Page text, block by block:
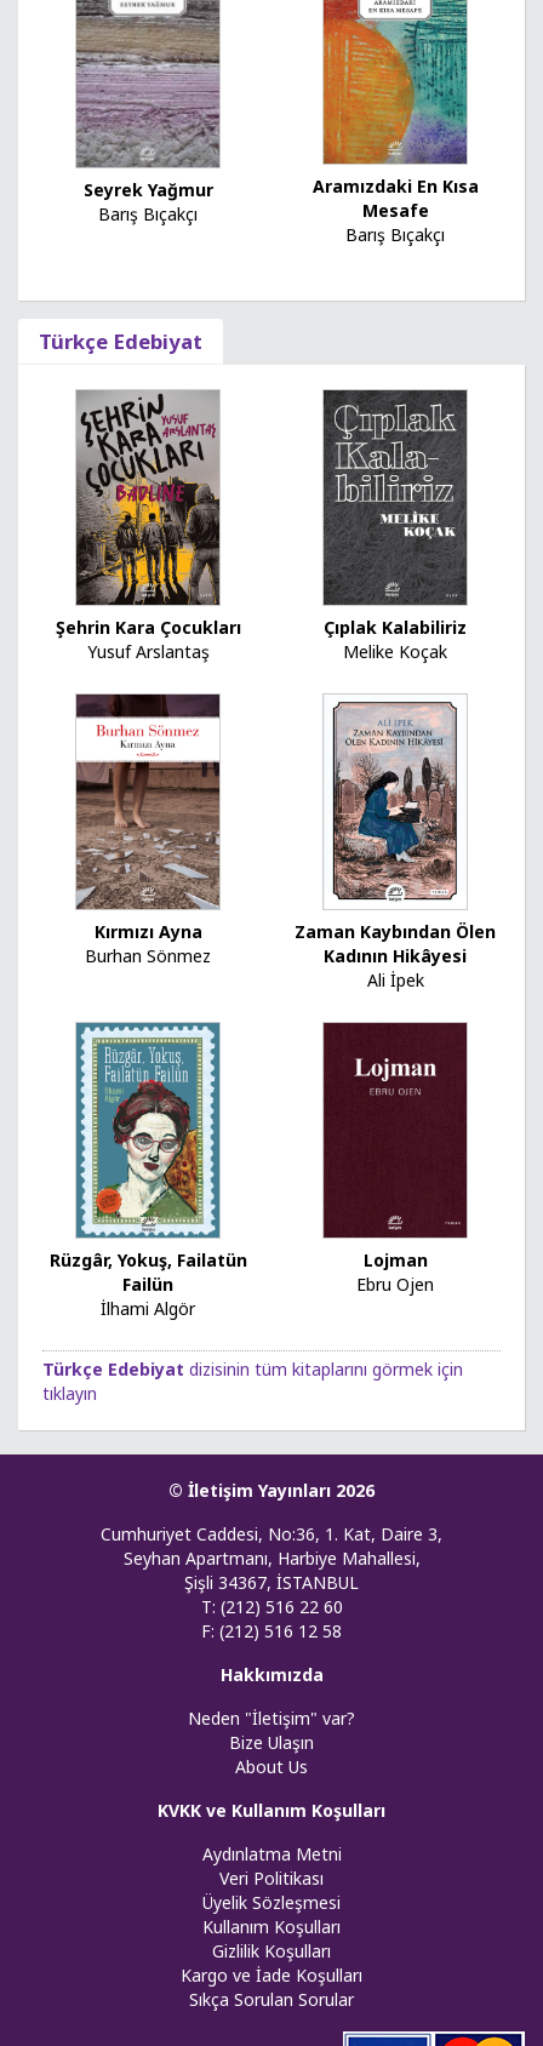
Seyrek Yağmur
Barış Bıçakçı
Aramızdaki En Kısa
Mesafe
Barış Bıçakçı
Türkçe Edebiyat
Şehrin Kara Çocukları
Yusuf Arslantaş
Çıplak Kalabiliriz
Melike Koçak
Kırmızı Ayna
Burhan Sönmez
Zaman Kaybından Ölen
Kadının Hikâyesi
Ali İpek
Rüzgâr, Yokuş, Failatün
Failün
İlhami Algör
Lojman
Ebru Ojen
Türkçe Edebiyat dizisinin tüm kitaplarını görmek için
tıklayın
© İletişim Yayınları 2026
Cumhuriyet Caddesi, No:36, 1. Kat, Daire 3,
Seyhan Apartmanı, Harbiye Mahallesi,
Şişli 34367, İSTANBUL
T: (212) 516 22 60
F: (212) 516 12 58
Hakkımızda
Neden "İletişim" var?
Bize Ulaşın
About Us
KVKK ve Kullanım Koşulları
Aydınlatma Metni
Veri Politikası
Üyelik Sözleşmesi
Kullanım Koşulları
Gizlilik Koşulları
Kargo ve İade Koşulları
Sıkça Sorulan Sorular